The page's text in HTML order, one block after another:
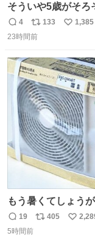
そういや5歳がそろ
円で作れる知育時
う先人！
返
信
4
リ
ポ
ト
数
133
い
数
1,385
23時間前
もう暑くてしょう
のミニチュア」 で
返
信
19
リ
405
い
5時間前